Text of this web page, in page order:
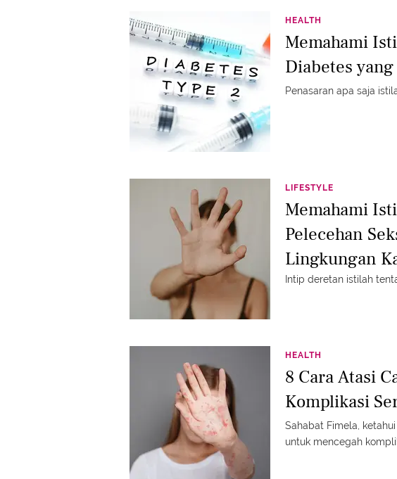
HEALTH
Memahami
Diabetes
Penasaran apa saja
LIFESTYLE
Memahami
Pelecehan
Lingkungan
Intip deretan istilah
HEALTH
8 Cara Atasi
Komplikasi
Sahabat Fimela,
untuk mencegah